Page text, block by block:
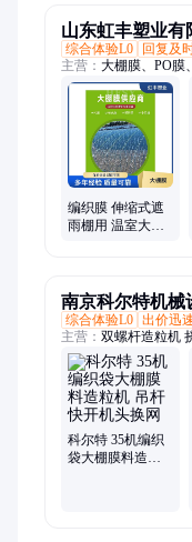
山东虹丰塑业有
综合体验L0
回复及
主营： 大棚膜、PO膜
浆膜、包装膜
编织膜 伸缩式遮
雨棚用 温室大棚
南京科尔特机械
综合体验L0 出价迅
主营： 双螺杆造粒机
粒挤出机、编织袋大
粒机、改性塑料造粒
机、填充母粒造粒挤
粒挤出、电缆料造粒
科尔特 35机编织
袋大棚膜料造粒